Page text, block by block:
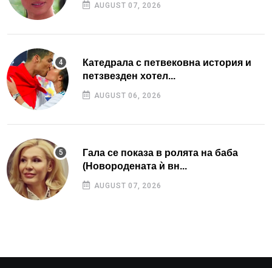
AUGUST 07, 2026
Катедрала с петвековна история и
петзвезден хотел...
AUGUST 06, 2026
Гала се показа в ролята на баба
(Новородената ѝ вн...
AUGUST 07, 2026